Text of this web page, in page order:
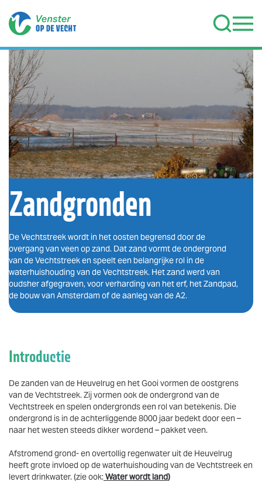
Terug naar hoofdinhoud
Zandgronden
De Vechtstreek wordt in het oosten begrensd door de
overgang van veen op zand. Dat zand vormt de ondergrond
van de Vechtstreek en speelt een belangrijke rol in de
waterhuishouding van de Vechtstreek. Het zand werd van
oudsher afgegraven, voor verharding van het erf, het Zandpad,
de bouw van Amsterdam of de aanleg van de A2.
Introductie
De zanden van de Heuvelrug en het Gooi vormen de oostgrens
van de Vechtstreek. Zij vormen ook de ondergrond van de
Vechtstreek en spelen ondergronds een rol van betekenis. Die
ondergrond is in de achterliggende 8000 jaar bedekt door een –
naar het westen steeds dikker wordend – pakket veen.
Afstromend grond- en overtollig regenwater uit de Heuvelrug
heeft grote invloed op de waterhuishouding van de Vechtstreek en
levert drinkwater. (zie ook:Water wordt land)